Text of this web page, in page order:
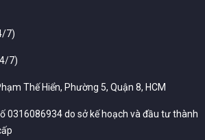
7)
7)
Thế Hiển, Phường 5, Quận 8, HCM
0316086934 do sở kế hoạch và đầu tư thành